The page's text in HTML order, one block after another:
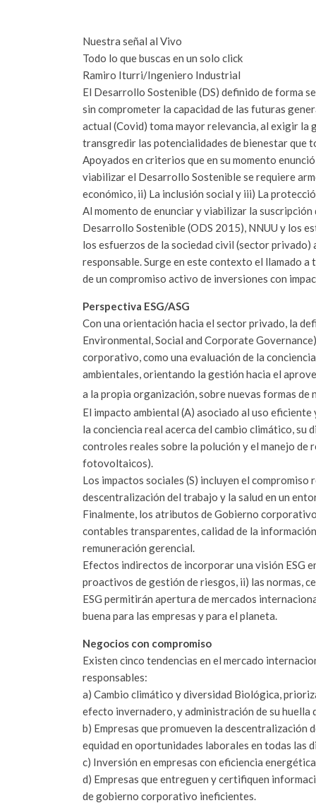
Nuestra señal al Vivo
Todo lo que buscas en un solo click
Ramiro Iturri/Ingeniero Industrial
El Desarrollo Sostenible (DS) definido de forma
sin comprometer la capacidad de las futuras
actual (Covid) toma mayor relevancia, al exigir la
transgredir las potencialidades de bienestar que
Apoyados en criterios que en su momento
viabilizar el Desarrollo Sostenible se requiere
económico, ii) La inclusión social y iii) La
Al momento de enunciar y viabilizar la
Desarrollo Sostenible (ODS 2015), NNUU y los
los esfuerzos de la sociedad civil (sector
responsable. Surge en este contexto el llamado
de un compromiso activo de inversiones con
Perspectiva ESG/ASG
Con una orientación hacia el sector privado, la
Environmental, Social and Corporate
corporativo, como una evaluación de la
ambientales, orientando la gestión hacia el
a la propia organización, sobre nuevas formas de
El impacto ambiental (A) asociado al uso
la conciencia real acerca del cambio climático,
controles reales sobre la polución y el manejo de
fotovoltaicos).
Los impactos sociales (S) incluyen el
descentralización del trabajo y la salud en un
Finalmente, los atributos de Gobierno
contables transparentes, calidad de la
remuneración gerencial.
Efectos indirectos de incorporar una visión ESG
proactivos de gestión de riesgos, ii) las normas,
ESG permitirán apertura de mercados
buena para las empresas y para el planeta.
Negocios con compromiso
Existen cinco tendencias en el mercado
responsables:
a) Cambio climático y diversidad Biológica,
efecto invernadero, y administración de su huella
b) Empresas que promueven la descentralización
equidad en oportunidades laborales en todas las
c) Inversión en empresas con eficiencia
d) Empresas que entreguen y certifiquen
de gobierno corporativo ineficientes.